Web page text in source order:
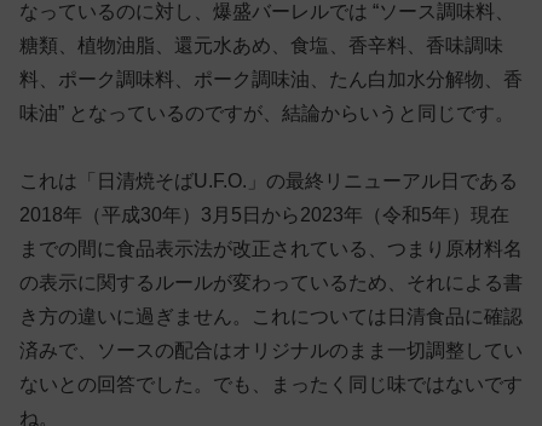
なっているのに対し、爆盛バーレルでは “ソース調味料、
糖類、植物油脂、還元水あめ、食塩、香辛料、香味調味
料、ポーク調味料、ポーク調味油、たん白加水分解物、香
味油” となっているのですが、結論からいうと同じです。
これは「日清焼そばU.F.O.」の最終リニューアル日である
2018年（平成30年）3月5日から2023年（令和5年）現在
までの間に食品表示法が改正されている、つまり原材料名
の表示に関するルールが変わっているため、それによる書
き方の違いに過ぎません。これについては日清食品に確認
済みで、ソースの配合はオリジナルのまま一切調整してい
ないとの回答でした。でも、まったく同じ味ではないです
ね。